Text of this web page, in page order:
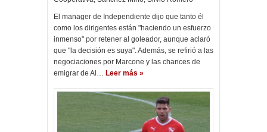
El manager de Independiente dijo que tanto él
como los dirigentes están "haciendo un esfuerzo
inmenso" por retener al goleador, aunque aclaró
que "la decisión es suya". Además, se refirió a las
negociaciones por Marcone y las chances de
emigrar de Al… Leer más »